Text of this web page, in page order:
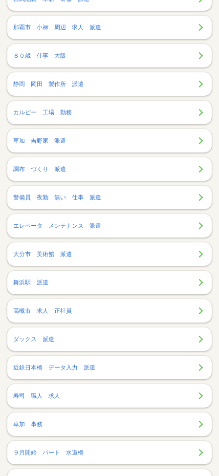
那覇市 小禄 周辺 求人 派遣
８０歳 仕事 大阪
静岡 岡田 製作所 派遣
カルビー 工場 勤務
草加 吉野家 派遣
調布 づくり 派遣
警備員 夜勤 無い 仕事 派遣
エレベータ メンテナンス 派遣
大分市 美術館 派遣
舞浜駅 派遣
高槻市 求人 正社員
ダックス 派遣
近鉄日本橋 データ入力 派遣
寿司 職人 求人
草加 事務
９月開始 パート 水道橋